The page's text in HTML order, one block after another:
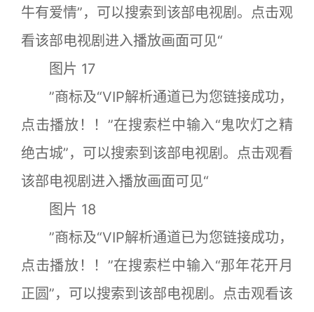
牛有爱情”，可以搜索到该部电视剧。点击观
看该部电视剧进入播放画面可见“
图片 17
”商标及“VIP解析通道已为您链接成功，
点击播放！！”在搜索栏中输入“鬼吹灯之精
绝古城”，可以搜索到该部电视剧。点击观看
该部电视剧进入播放画面可见“
图片 18
”商标及“VIP解析通道已为您链接成功，
点击播放！！”在搜索栏中输入“那年花开月
正圆”，可以搜索到该部电视剧。点击观看该